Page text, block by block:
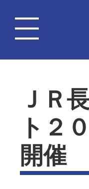
ＪＲ
ト２
開催